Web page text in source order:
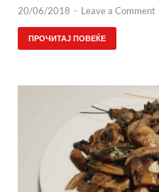
20/06/2018 - Leave a Comment
ПРОЧИТАЈ ПОВЕЌЕ